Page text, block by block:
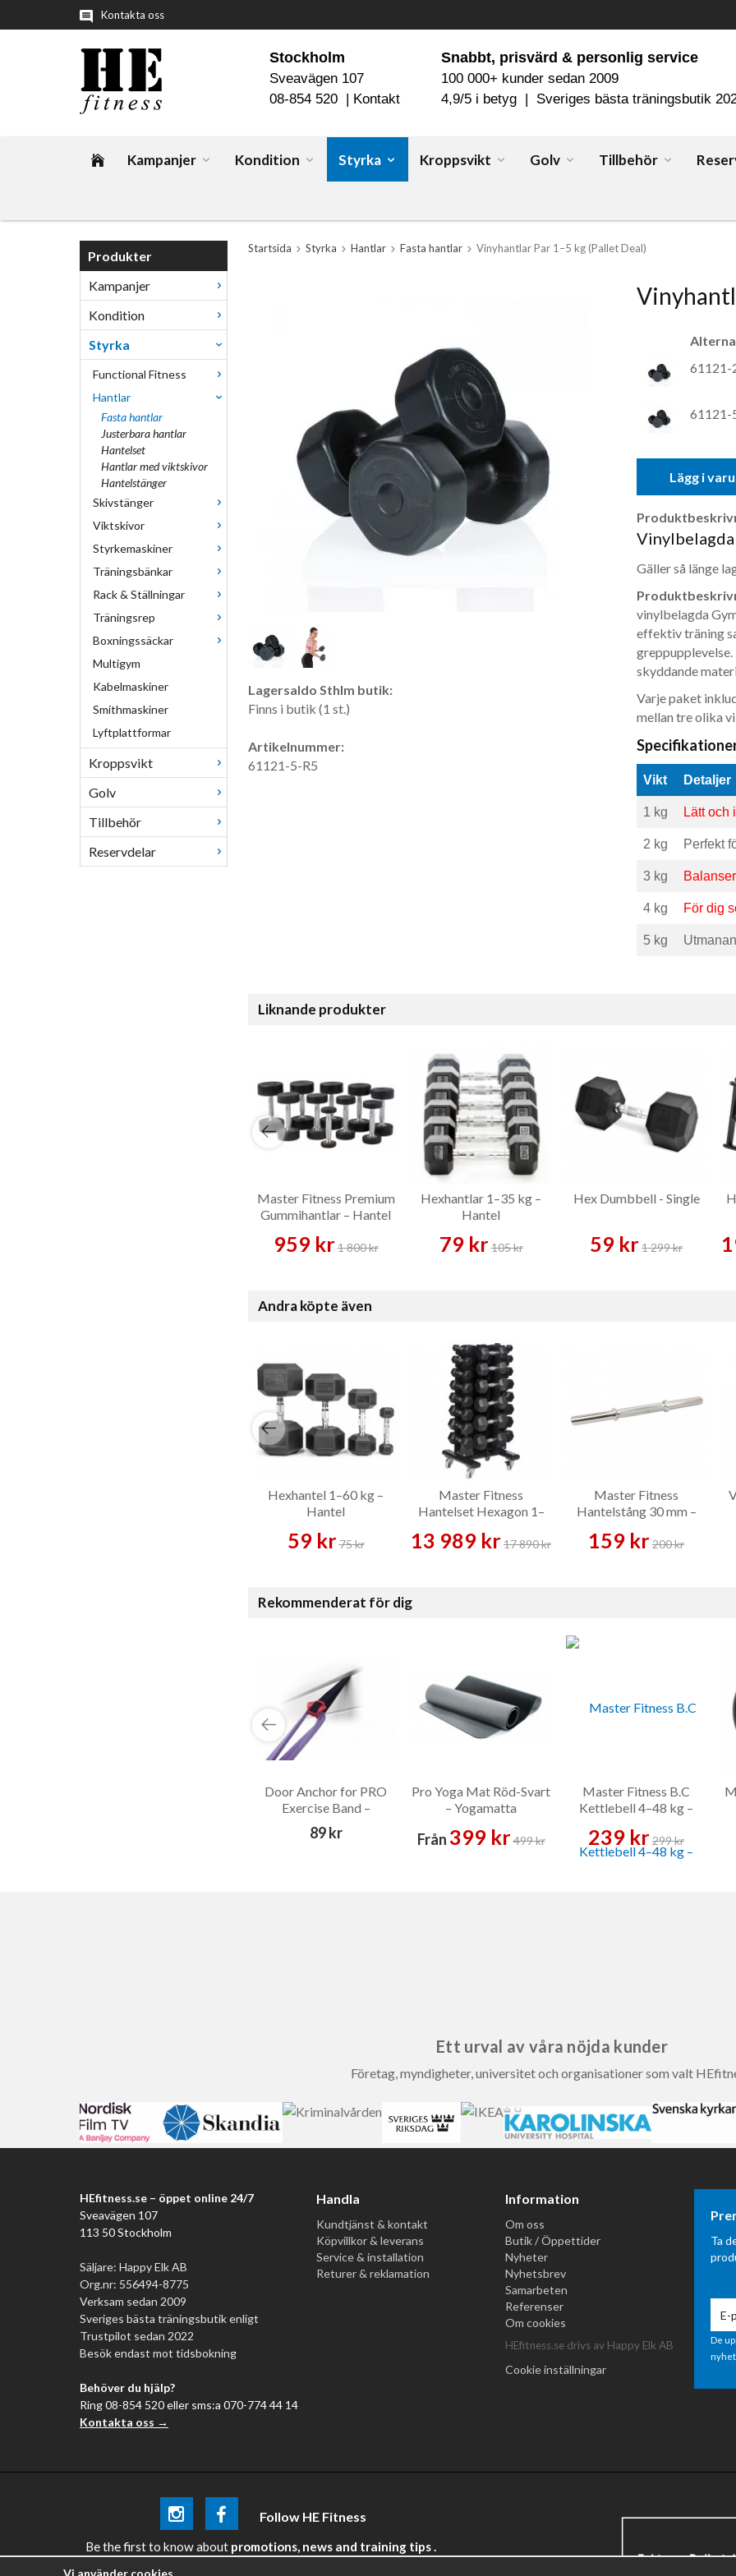
Kontakta oss
Snabbt, prisvärd & personlig service
100 000+ kunder sedan 2009
4,9/5 i betyg | Sveriges bästa träningsbutik
Stockholm
Sveavägen 107
08-854 520 | Kontakt
Kampanjer Kondition Styrka Kroppsvikt Golv Tillbehör
Produkter
Kampanjer
Kondition
Styrka
Functional Fitness
Hantlar
Fasta hantlar
Justerbara hantlar
Hantelset
Hantlar med viktskivor
Hantelstänger
Skivstänger
Viktskivor
Styrkemaskiner
Träningsbänkar
Rack & Ställningar
Träningsrep
Boxningssäckar
Multigym
Kabelmaskiner
Smithmaskiner
Lyftplattformar
Kroppsvikt
Golv
Tillbehör
Reservdelar
Startsida Styrka Hantlar Fasta hantlar Vinyhantlar Par 1–5 kg (Pallet Deal)
61121-
61121-
Lägg i
Gäller så länge
vinylbelagda
effektiv träning
skyddande
Varje paket
mellan tre olika
Vikt Detaljer
1 kg Lätt och
2 kg Perfekt
3 kg
4 kg För dig
5 kg
Lagersaldo Sthlm butik:
Finns i butik (1 st.)
Artikelnummer:
61121-5-R5
Liknande produkter
Master Fitness Premium
Gummihantlar – Hantel
959 kr1 800 kr
Hexhantlar 1–35 kg –
Hantel
79 kr105 kr
Hex Dumbbell - Single
59 kr1 299 kr
Andra köpte även
Hexhantel 1–60 kg –
Hantel
59 kr75 kr
Master Fitness
Hantelset Hexagon 1–
– Hantelset
13 989 kr17 890 kr
Master Fitness
Hantelstång 30 mm –
159 kr200 kr
Rekommenderat för dig
Door Anchor for PRO
Exercise Band –
Tillbehör
89 kr
Pro Yoga Mat Röd-Svart
– Yogamatta
Från 399 kr499 kr
Master Fitness B.C
Kettlebell 4–48 kg –
239 kr299 kr
Ett urval av våra nöjda kunder
Företag, myndigheter, universitet och organisationer som valt
HEfitness.se – öppet online 24/7
Sveavägen 107
113 50 Stockholm
Säljare: Happy Elk AB
Org.nr: 556494-8775
Verksam sedan 2009
Sveriges bästa träningsbutik enligt
Trustpilot sedan 2022
Besök endast mot tidsbokning
Behöver du hjälp?
Ring 08-854 520 eller sms:a 070-774 44 14
Kontakta oss →
Handla
Kundtjänst & kontakt
Köpvillkor & leverans
Service & installation
Returer & reklamation
Information
Om oss
Butik / Öppettider
Nyheter
Nyhetsbrev
Samarbeten
Referenser
Om cookies
HEfitness.se drivs av Happy Elk AB
Cookie inställningar
Ta
De
Follow HE Fitness
Be the firstto know about promotions, news and training tips .
Vi använder cookies